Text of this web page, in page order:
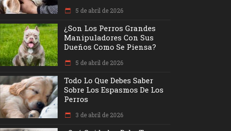
5 de abril de 2026
¿Son Los Perros Grandes
Manipuladores Con Sus
Dueños Como Se Piensa?
5 de abril de 2026
Todo Lo Que Debes Saber
Sobre Los Espasmos De Los
Perros
3 de abril de 2026